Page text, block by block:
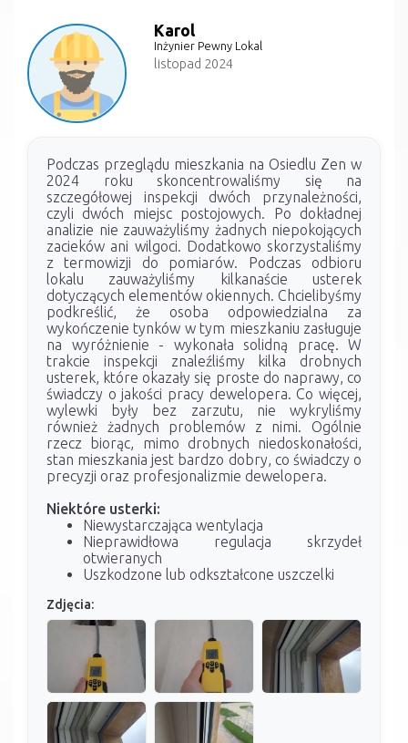
Karol
Inżynier Pewny Lokal
listopad 2024
Podczas przeglądu mieszkania na Osiedlu Zen w
2024 roku skoncentrowaliśmy się na
szczegółowej inspekcji dwóch przynależności,
czyli dwóch miejsc postojowych. Po dokładnej
analizie nie zauważyliśmy żadnych niepokojących
zacieków ani wilgoci. Dodatkowo skorzystaliśmy
z termowizji do pomiarów. Podczas odbioru
lokalu zauważyliśmy kilkanaście usterek
dotyczących elementów okiennych. Chcielibyśmy
podkreślić, że osoba odpowiedzialna za
wykończenie tynków w tym mieszkaniu zasługuje
na wyróżnienie - wykonała solidną pracę. W
trakcie inspekcji znaleźliśmy kilka drobnych
usterek, które okazały się proste do naprawy, co
świadczy o jakości pracy dewelopera. Co więcej,
wylewki były bez zarzutu, nie wykryliśmy
również żadnych problemów z nimi. Ogólnie
rzecz biorąc, mimo drobnych niedoskonałości,
stan mieszkania jest bardzo dobry, co świadczy o
precyzji oraz profesjonalizmie dewelopera.
Niektóre usterki:
Niewystarczająca wentylacja
Nieprawidłowa regulacja skrzydeł
otwieranych
Uszkodzone lub odkształcone uszczelki
Zdjęcia: